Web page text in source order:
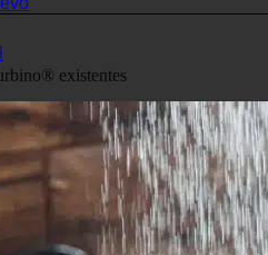
Filtrar por tipo de entrada
personalizada
Búsqueda en las páginas
Búsqueda de artículos